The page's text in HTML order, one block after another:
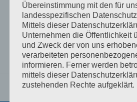
IN DEN WARENKORB
Übereinstimmung mit den für
landesspezifischen
Mittels dieser
Unternehmen die Öffentlichkeit
und Zweck der von uns
verarbeiteten
informieren. Ferner werden
mittels dieser
zustehenden Rechte aufgeklärt.